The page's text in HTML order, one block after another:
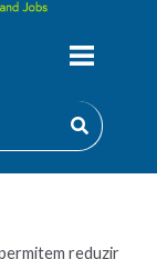
AO LEAN
reduzir